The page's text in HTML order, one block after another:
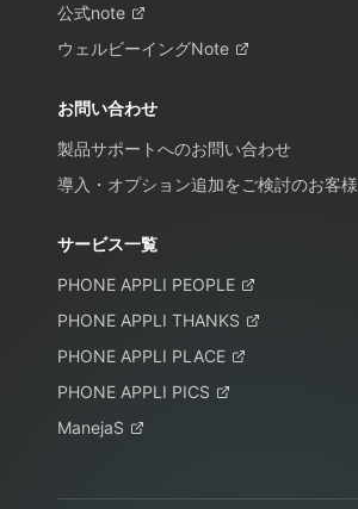
公式note
ウェルビーイングNote
お問い合わせ
製品サポートへのお問い合わせ
導入・オプション追加をご検討のお客様
サービス一覧
PHONE APPLI PEOPLE
PHONE APPLI THANKS
PHONE APPLI PLACE
PHONE APPLI PICS
ManejaS